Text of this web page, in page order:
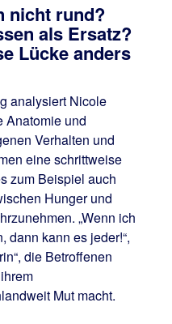
nicht rund?
als Ersatz?
Lücke anders
analysiert Nicole
Anatomie und
Verhalten und
eine schrittweise
zum Beispiel auch
Hunger und
„Wenn ich
dann kann es jeder!“,
die Betroffenen
Mut macht.